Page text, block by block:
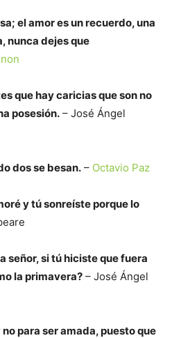
el amor es un recuerdo, una
nunca dejes que
que hay caricias que son no
posesión. – José Ángel
dos se besan. – Octavio Paz
y tú sonreíste porque lo
señor, si tú hiciste que fuera
la primavera? – José Ángel
para ser amada, puesto que